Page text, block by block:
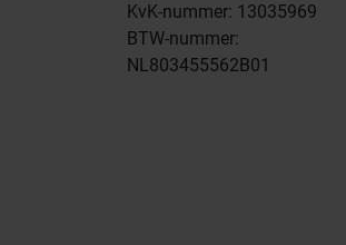
KvK-nummer: 13035969
BTW-nummer:
NL803455562B01